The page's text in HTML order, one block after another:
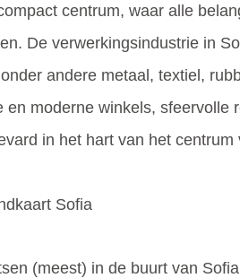
centrum, waar alle
De verwerkingsindustrie in
andere metaal, textiel,
en moderne winkels, sfeervolle
in het hart van het
(meest) in de buurt van